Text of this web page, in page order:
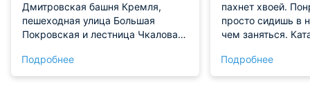
Дмитровская башня Кремля,
пешеходная улица Большая
Покровская и лестница Чкалова.
закрытой территории внутри
двора. Персонал очень вежливый
Подробнее
пахнет хвоей.
просто сидишь в
чем заняться.
невероятное,
зашкаливают.
Подробнее